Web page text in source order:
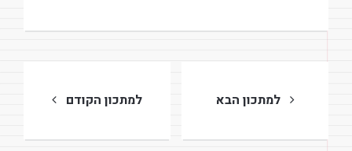
ניווט
למתכון הקודם למתכון הבא